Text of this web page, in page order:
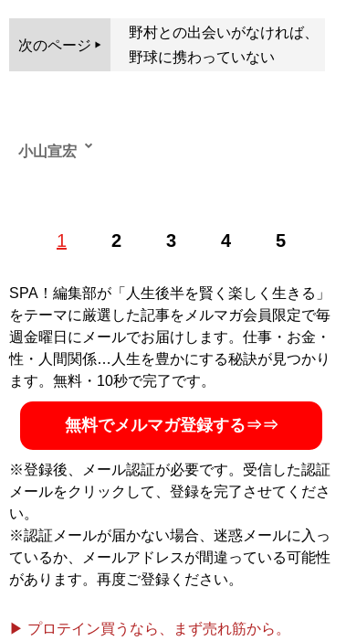
次のページ
野村との出会いがなければ、
野球に携わっていない
1 2 3 4 5
小山宣宏
した取材が多い。雑誌や書籍のほか、「文春オンライ
ナに翻弄された甲子園』『オイシックス新潟アルビレッ
クスBCの挑戦』（いずれも双葉社）
記事一覧へ
SPA！編集部が「人生後半を賢く楽しく生きる」
をテーマに厳選した記事をメルマガ会員限定で毎
週金曜日にメールでお届けします。仕事・お金・
性・人間関係…人生を豊かにする秘訣が見つかり
ます。無料・10秒で完了です。
無料でメルマガ登録する⇒⇒
※登録後、メール認証が必要です。受信した認証
メールをクリックして、登録を完了させてくださ
い。
※認証メールが届かない場合、迷惑メールに入っ
ているか、メールアドレスが間違っている可能性
があります。再度ご登録ください。
▶ プロテイン買うなら、まず売れ筋から。